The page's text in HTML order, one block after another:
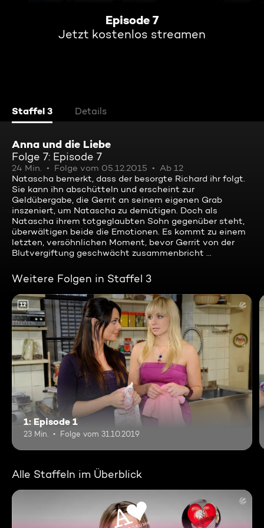
Episode 7
Jetzt kostenlos streamen
Staffel 3 Details
Anna und die Liebe
Folge 7: Episode 7
24 Min. Folge vom 05.12.2015
Ab 12
Natascha bemerkt, dass der besorgte Richard ihr folgt.
Sie kann ihn abschütteln und erscheint zur
Geldübergabe, die Gerrit an seinem eigenen Grab
inszeniert, um Natascha zu demütigen. Doch als
Natascha ihrem totgeglaubten Sohn gegenüber steht,
überwältigen beide die Emotionen. Es kommt zu einem
letzten, versöhnlichen Moment, bevor Gerrit von der
Blutvergiftung geschwächt zusammenbricht ...
Weitere Folgen in Staffel 3
12
1: Episode 1
23 Min. Folge vom 31.10.2019
Alle Staffeln im Überblick